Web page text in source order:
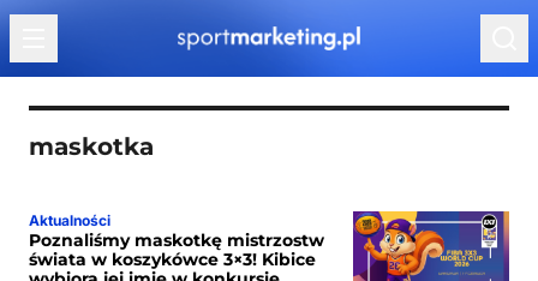
Przejdź do treści
maskotka
Aktualności
Poznaliśmy maskotkę mistrzostw
świata w koszykówce 3×3! Kibice